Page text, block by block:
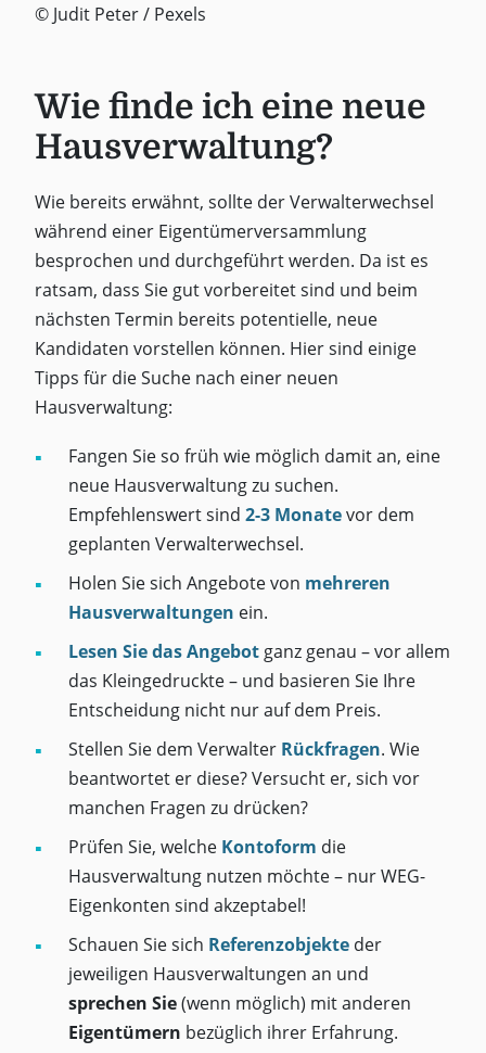
© Judit Peter / Pexels
Wie finde ich eine neue
Hausverwaltung?
Wie bereits erwähnt, sollte der Verwalterwechsel
während einer Eigentümerversammlung
besprochen und durchgeführt werden. Da ist es
ratsam, dass Sie gut vorbereitet sind und beim
nächsten Termin bereits potentielle, neue
Kandidaten vorstellen können. Hier sind einige
Tipps für die Suche nach einer neuen
Hausverwaltung:
Fangen Sie so früh wie möglich damit an, eine
neue Hausverwaltung zu suchen.
Empfehlenswert sind 2-3 Monatevor dem
geplanten Verwalterwechsel.
Holen Sie sich Angebote von mehreren
Hausverwaltungen ein.
Lesen Sie das Angebot ganz genau – vor allem
das Kleingedruckte – und basieren Sie Ihre
Entscheidung nicht nur auf dem Preis.
Stellen Sie dem Verwalter Rückfragen. Wie
beantwortet er diese? Versucht er, sich vor
manchen Fragen zu drücken?
Prüfen Sie, welche Kontoform die
Hausverwaltung nutzen möchte – nur WEG-
Eigenkonten sind akzeptabel!
Schauen Sie sich Referenzobjekte der
jeweiligen Hausverwaltungen an und
sprechen Sie(wenn möglich) mit anderen
Eigentümern bezüglich ihrer Erfahrung.